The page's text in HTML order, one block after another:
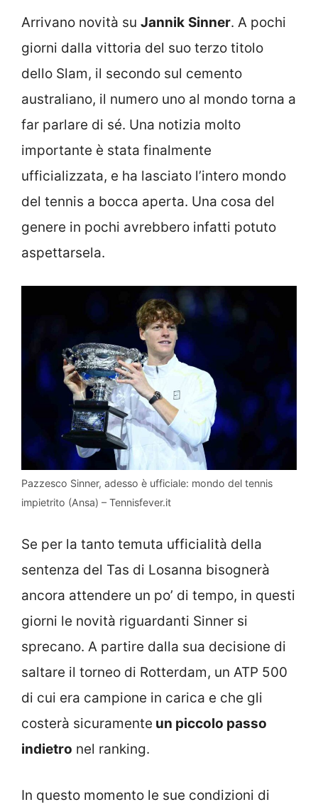
Arrivano novità su Jannik Sinner. A pochi
giorni dalla vittoria del suo terzo titolo
dello Slam, il secondo sul cemento
australiano, il numero uno al mondo torna a
far parlare di sé. Una notizia molto
importante è stata finalmente
ufficializzata, e ha lasciato l’intero mondo
del tennis a bocca aperta. Una cosa del
genere in pochi avrebbero infatti potuto
aspettarsela.
Pazzesco Sinner, adesso è ufficiale: mondo del tennis
impietrito (Ansa) – Tennisfever.it
Se per la tanto temuta ufficialità della
sentenza del Tas di Losanna bisognerà
ancora attendere un po’ di tempo, in questi
giorni le novità riguardanti Sinner si
sprecano. A partire dalla sua decisione di
saltare il torneo di Rotterdam, un ATP 500
di cui era campione in carica e che gli
costerà sicuramente un piccolo passo
indietro nel ranking.
In questo momento le sue condizioni di